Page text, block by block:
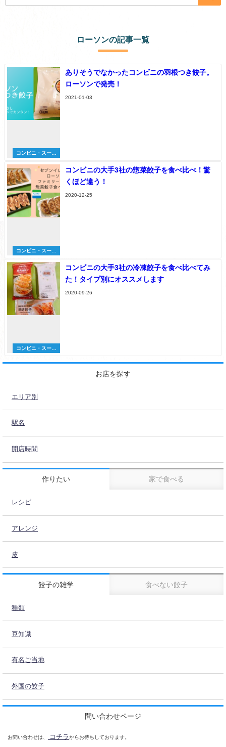
ローソンの記事一覧
コンビニ・スーパ
ありそうでなかったコンビニの羽根つき餃子。
ローソンで発売！
2021-01-03
コンビニ・スーパ
コンビニの大手3社の惣菜餃子を食べ比べ！驚
くほど違う！
2020-12-25
コンビニ・スーパ
コンビニの大手3社の冷凍餃子を食べ比べてみ
た！タイプ別にオススメします
2020-09-26
お店を探す
エリア別
駅名
開店時間
作りたい 家で食べる
レシピ
アレンジ
皮
餃子の雑学 食べない餃子
種類
豆知識
有名ご当地
外国の餃子
問い合わせページ
お問い合わせは、 コチラ からお待ちしております。